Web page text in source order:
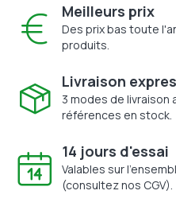
Meilleurs prix
Des prix bas toute
produits.
Livraison
3 modes de livraison
références en stock.
14 jours d'essai
Valables sur
(consultez nos CGV).